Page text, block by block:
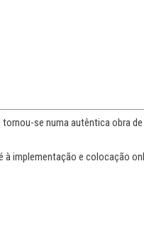
se numa autêntica obra
implementação e colocação